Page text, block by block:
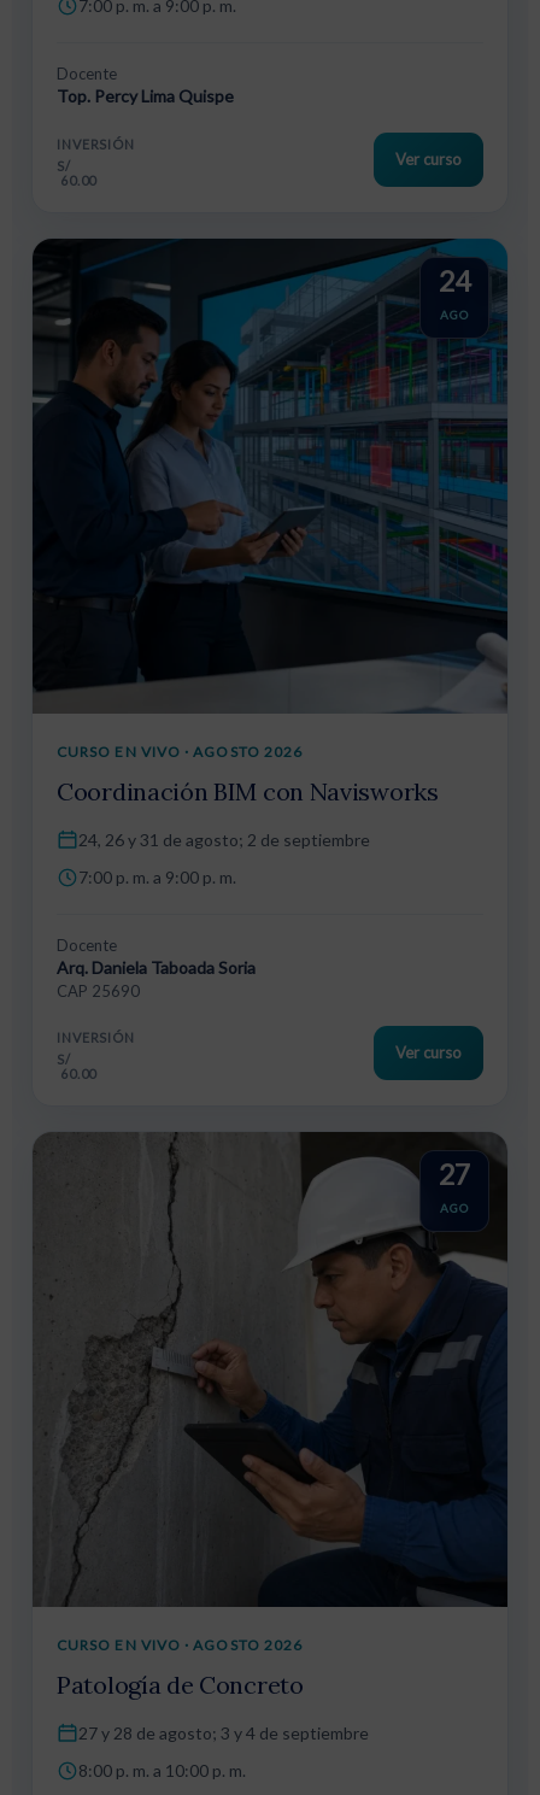
7:00 p. m. a 9:00 p. m.
Docente
Top. Percy Lima Quispe
INVERSIÓN
S/
60.00
Ver curso
24
AGO
CURSO EN VIVO · AGOSTO 2026
Coordinación BIM con Navisworks
24, 26 y 31 de agosto; 2 de septiembre
7:00 p. m. a 9:00 p. m.
Docente
Arq. Daniela Taboada Soria
CAP 25690
INVERSIÓN
S/
60.00
Ver curso
27
AGO
CURSO EN VIVO · AGOSTO 2026
Patología de Concreto
27 y 28 de agosto; 3 y 4 de septiembre
8:00 p. m. a 10:00 p. m.